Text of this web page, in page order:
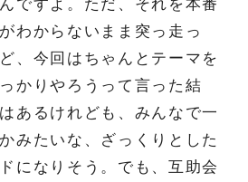
ですよ。ただ、それを本番
わからないまま突っ走っ
、今回はちゃんとテーマを
かりやろうって言った結
あるけれども、みんなで一
みたいな、ざっくりとした
になりそう。でも、互助会